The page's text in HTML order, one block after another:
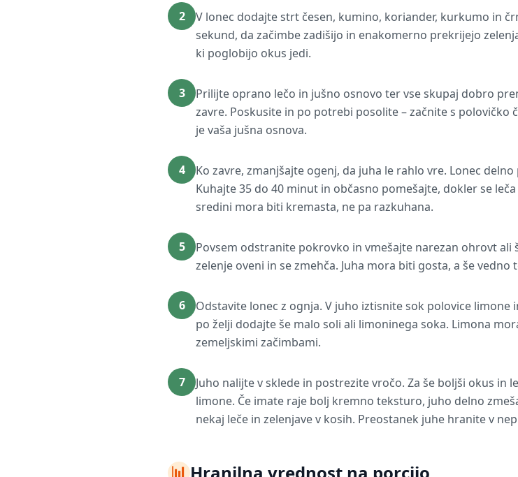
2
V lonec dodajte strt česen, kumino, koriander, kurkumo in
sekund, da začimbe zadišijo in enakomerno prekrijejo
ki poglobijo okus jedi.
3
Prilijte oprano lečo in jušno osnovo ter vse skupaj dobro
zavre. Poskusite in po potrebi posolite – začnite s polovičko
je vaša jušna osnova.
4
Ko zavre, zmanjšajte ogenj, da juha le rahlo vre. Lonec
Kuhajte 35 do 40 minut in občasno pomešajte, dokler se
sredini mora biti kremasta, ne pa razkuhana.
5
Povsem odstranite pokrovko in vmešajte narezan ohrovt
zelenje oveni in se zmehča. Juha mora biti gosta, a še
6
Odstavite lonec z ognja. V juho iztisnite sok polovice limone
po želji dodajte še malo soli ali limoninega soka. Limona
zemeljskimi začimbami.
7
Juho nalijte v sklede in postrezite vročo. Za še boljši okus in
limone. Če imate raje bolj kremno teksturo, juho delno
nekaj leče in zelenjave v kosih. Preostanek juhe hranite v